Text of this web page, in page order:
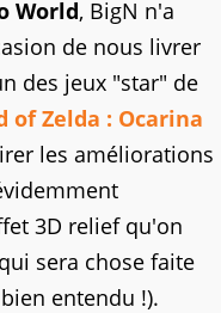
World, BigN n'a
de nous livrer
des jeux "star" de
of Zelda : Ocarina
les améliorations
3D relief qu'on
sera chose faite
entendu !).